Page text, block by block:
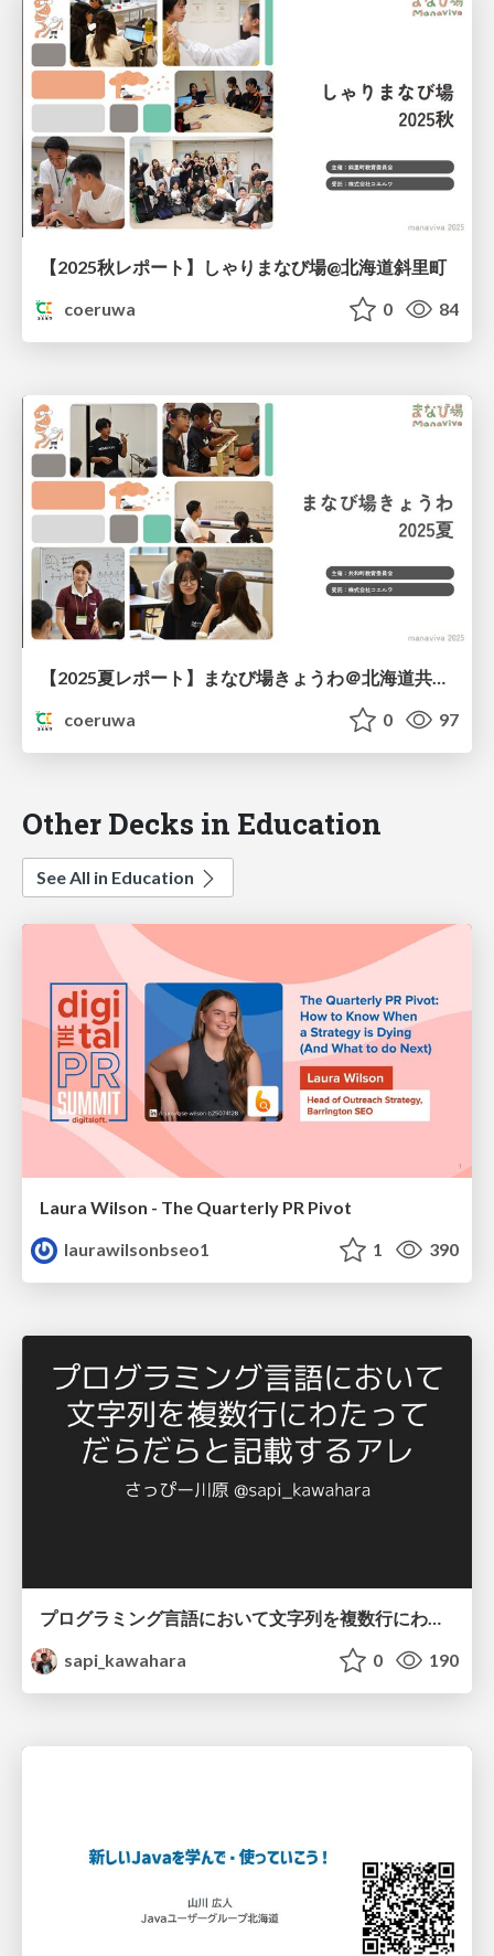
【2025秋レポート】しゃりまなび場@北海道斜里町
coeruwa
0 84
【2025夏レポート】まなび場きょうわ＠北海道共和町
coeruwa
0 97
Other Decks in Education
See All in Education
Laura Wilson - The Quarterly PR Pivot
laurawilsonbseo1
1 390
プログラミング言語において文字列を複数行にわたって だらだらと記載するアレ
sapi_kawahara
0 190